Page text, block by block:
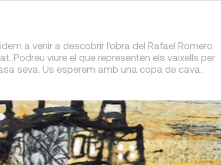
a venir a descobrir l'obra del Rafael Romero
Podreu viure el que representen els vaixells per
seva. Us esperem amb una copa de cava.